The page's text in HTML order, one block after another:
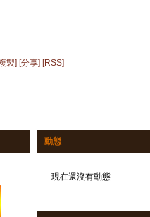
製] [分享] [RSS]
動態
現在還沒有動態